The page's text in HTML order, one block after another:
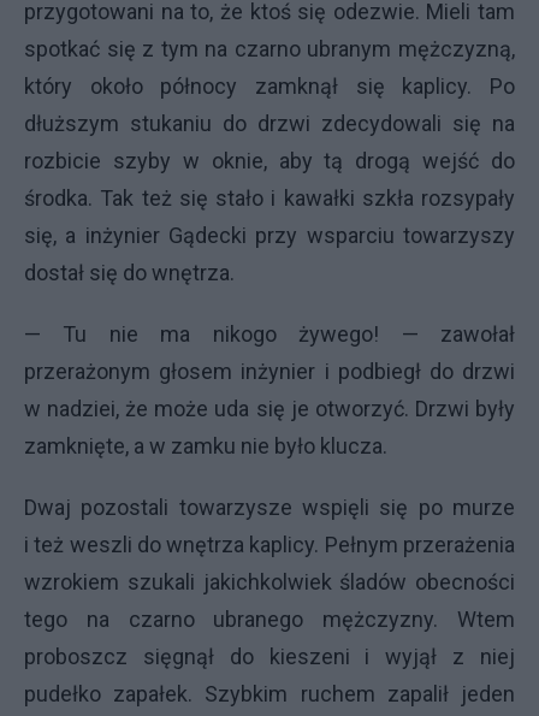
przygotowani na to, że ktoś się odezwie. Mieli tam
spotkać się z tym na czarno ubranym mężczyzną,
który około północy zamknął się kaplicy. Po
dłuższym stukaniu do drzwi zdecydowali się na
rozbicie szyby w oknie, aby tą drogą wejść do
środka. Tak też się stało i kawałki szkła rozsypały
się, a inżynier Gądecki przy wsparciu towarzyszy
dostał się do wnętrza.
— Tu nie ma nikogo żywego! — zawołał
przerażonym głosem inżynier i podbiegł do drzwi
w nadziei, że może uda się je otworzyć. Drzwi były
zamknięte, a w zamku nie było klucza.
Dwaj pozostali towarzysze wspięli się po murze
i też weszli do wnętrza kaplicy. Pełnym przerażenia
wzrokiem szukali jakichkolwiek śladów obecności
tego na czarno ubranego mężczyzny. Wtem
proboszcz sięgnął do kieszeni i wyjął z niej
pudełko zapałek. Szybkim ruchem zapalił jeden